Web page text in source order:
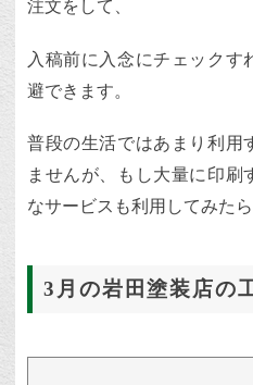
注文をして、
入稿前に入念にチェックす
避できます。
普段の生活ではあまり利用
ませんが、もし大量に印刷
なサービスも利用してみた
3月の岩田塗装店の